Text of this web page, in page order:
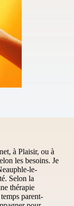
à Plaisir, ou à
les besoins. Je
le-
Selon la
thérapie
parent-